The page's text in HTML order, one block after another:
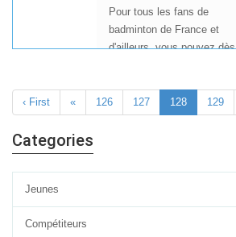
Pour tous les fans de
badminton de France et
d'ailleurs, vous pouvez dès
International Challenge qui
aura lieu du 26 au 29 mars
‹ First « 126 127 128 129
Categories
Jeunes
Compétiteurs